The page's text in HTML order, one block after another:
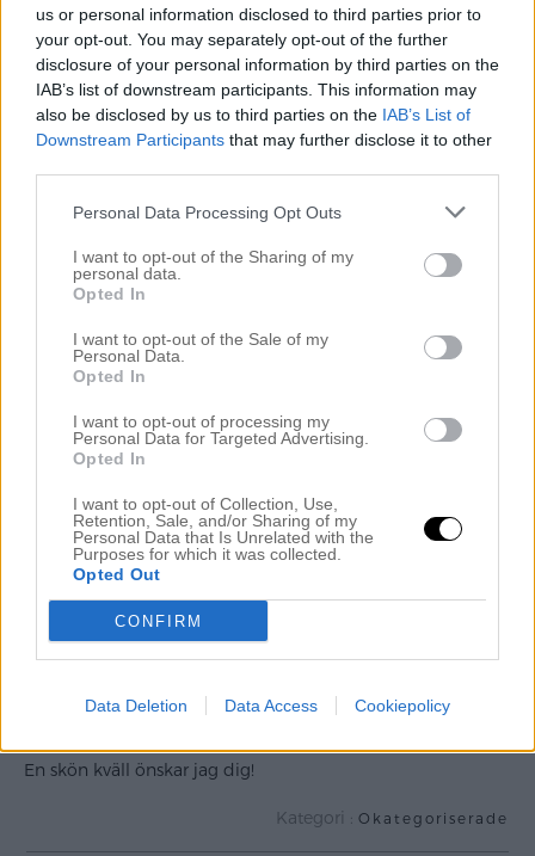
us or personal information disclosed to third parties prior to
your opt-out. You may separately opt-out of the further
disclosure of your personal information by third parties on the
IAB’s list of downstream participants. This information may
also be disclosed by us to third parties on the IAB’s List of
Downstream Participants that may further disclose it to other
Personal Data Processing Opt Outs
I want to opt-out of the Sharing of my
personal data.
Opted In
I want to opt-out of the Sale of my
Personal Data.
Opted In
I want to opt-out of processing my
Personal Data for Targeted Advertising.
Opted In
I want to opt-out of Collection, Use,
Retention, Sale, and/or Sharing of my
Personal Data that Is Unrelated with the
Purposes for which it was collected.
Opted Out
CONFIRM
Data Deletion Data Access Cookiepolicy
”Hur tråkigt kan ett läppglans vara? Napparna är ju såå
mycket mer jag! Denna kan du faktiskt behålla mamma:)”
Nu ska jag bädda ner småtrötta skatteri renbäddade
av en stor kopp thé. Hoppas verkligen på enfriskare
En skön kväll önskar jag dig!
Kategori : Okategoriserade